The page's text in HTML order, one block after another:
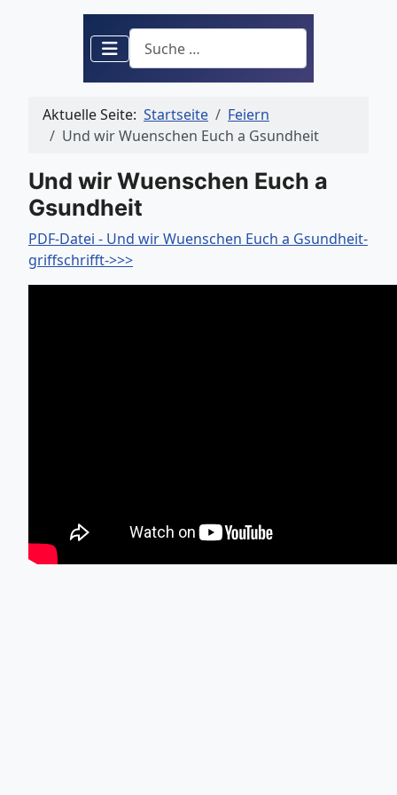
Suchen
Aktuelle Seite: Startseite
Feiern
Und wir Wuenschen Euch a Gsundheit
Und wir Wuenschen Euch a
Gsundheit
PDF-Datei - Und wir Wuenschen Euch a Gsundheit-
griffschrifft->>>